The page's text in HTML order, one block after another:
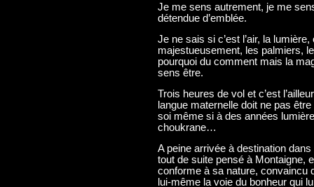
Je me sens autrement, je me
détendue d’emblée.
Je ne sais si c’est l’air, la
majestueusement, les palmiers,
pourquoi du comment mais la
sens être.
Trois heures de vol et c’est
langue maternelle doit ne pas
soi même si à des années
choukrane…
A peine arrivée à destination
tout de suite pensé à Montaigne,
conforme à sa nature, convaincu
lui-même la voie du bonheur qui